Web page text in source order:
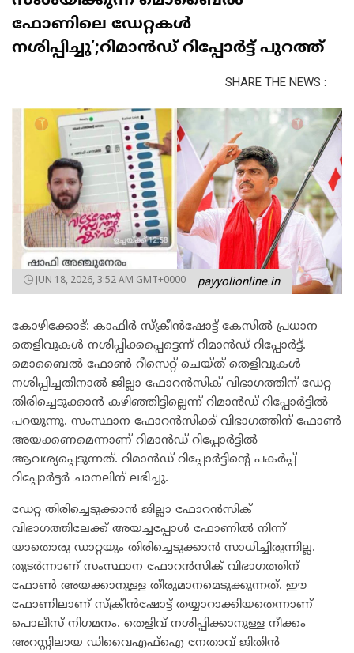
ഫോണിലെ ഡേറ്റകൾ
നശിപ്പിച്ചു’;റിമാൻഡ് റിപ്പോർട്ട് പുറത്ത്
SHARE THE NEWS :
JUN 18, 2026, 3:52 AM GMT+0000 payyolionline.in
കോഴിക്കോട്: കാഫിർ സ്‌ക്രീൻഷോട്ട് കേസിൽ പ്രധാന
തെളിവുകൾ നശിപ്പിക്കപ്പെട്ടെന്ന് റിമാൻഡ് റിപ്പോർട്ട്.
മൊബൈൽ ഫോൺ റീസെറ്റ് ചെയ്ത് തെളിവുകൾ
നശിപ്പിച്ചതിനാൽ ജില്ലാ ഫോറൻസിക് വിഭാഗത്തിന് ഡേറ്റ
തിരിച്ചെടുക്കാൻ കഴിഞ്ഞിട്ടില്ലെന്ന് റിമാൻഡ് റിപ്പോർട്ടിൽ
പറയുന്നു. സംസ്ഥാന ഫോറൻസിക്ക് വിഭാഗത്തിന് ഫോൺ
അയക്കണമെന്നാണ് റിമാൻഡ് റിപ്പോർട്ടിൽ
ആവശ്യപ്പെടുന്നത്. റിമാൻഡ് റിപ്പോർട്ടിന്റെ പകർപ്പ്
റിപ്പോർട്ടർ ചാനലിന് ലഭിച്ചു.
ഡേറ്റ തിരിച്ചെടുക്കാൻ ജില്ലാ ഫോറൻസിക്
വിഭാഗത്തിലേക്ക് അയച്ചപ്പോൾ ഫോണിൽ നിന്ന്
യാതൊരു ഡാറ്റയും തിരിച്ചെടുക്കാൻ സാധിച്ചിരുന്നില്ല.
തുടർന്നാണ് സംസ്ഥാന ഫോറൻസിക് വിഭാഗത്തിന്
ഫോൺ അയക്കാനുള്ള തീരുമാനമെടുക്കുന്നത്. ഈ
ഫോണിലാണ് സ്‌ക്രീൻഷോട്ട് തയ്യാറാക്കിയതെന്നാണ്
പൊലീസ് നിഗമനം. തെളിവ് നശിപ്പിക്കാനുള്ള നീക്കം
അറസ്റ്റിലായ ഡിവൈഎഫ്‌ഐ നേതാവ് ജിതിൻ